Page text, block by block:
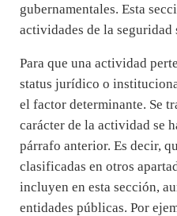
gubernamentales. Esta
actividades de la
Para que una actividad
status jurídico o
el factor determinante. Se
carácter de la actividad se
párrafo anterior. Es decir,
clasificadas en otros
incluyen en esta sección,
entidades públicas. Por